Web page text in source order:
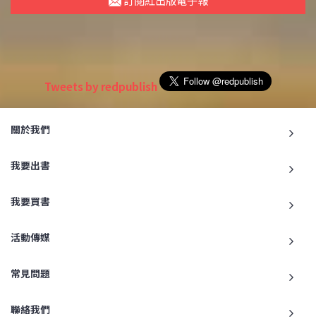
Tweets by redpublish
關於我們
我要出書
我要買書
活動傳媒
常見問題
聯絡我們